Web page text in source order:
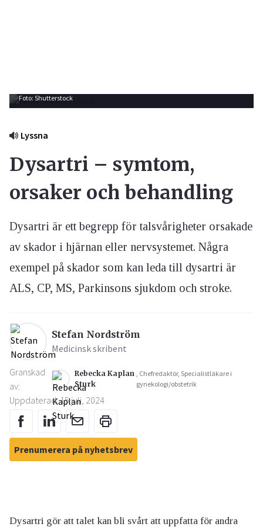
Foto: Shutterstock
Lyssna
Dysartri – symtom,
orsaker och behandling
Dysartri är ett begrepp för talsvårigheter orsakade
av skador i hjärnan eller nervsystemet. Några
exempel på skador som kan leda till dysartri är
ALS, CP, MS, Parkinsons sjukdom och stroke.
Stefan Nordström
Medicinsk skribent
Granskad
av:
Rebecka Kaplan
Sturk
, Chefredaktör, Specialistläkare i
gynekologi/obstetrik
Uppdaterad: 15 juli, 2024
Prenumerera på nyhetsbrev
Dysartri gör att talet kan bli svårt att uppfatta för andra